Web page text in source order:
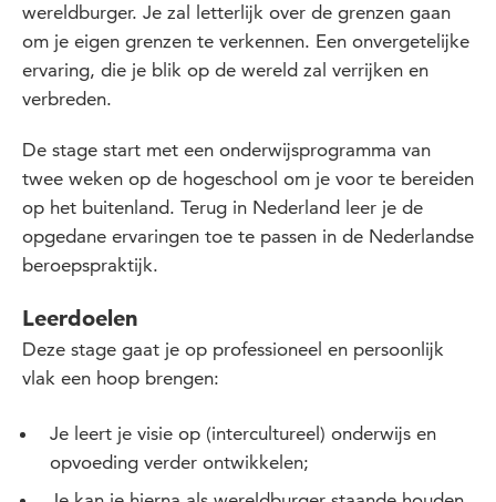
wereldburger. Je zal letterlijk over de grenzen gaan
om je eigen grenzen te verkennen. Een onvergetelijke
ervaring, die je blik op de wereld zal verrijken en
verbreden.
De stage start met een onderwijsprogramma van
twee weken op de hogeschool om je voor te bereiden
op het buitenland. Terug in Nederland leer je de
opgedane ervaringen toe te passen in de Nederlandse
beroepspraktijk.
Leerdoelen
Deze stage gaat je op professioneel en persoonlijk
vlak een hoop brengen:
Je leert je visie op (intercultureel) onderwijs en
opvoeding verder ontwikkelen;